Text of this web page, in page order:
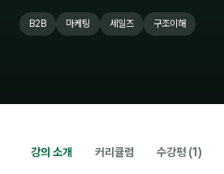
B2B 마케팅 세일즈 구조이해
강의 소개 커리큘럼 수강평 (1)